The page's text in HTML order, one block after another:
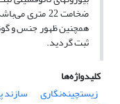
ثبت گردید.
کلیدواژه‌ها
زیست‎چینه‌نگاری
سازند